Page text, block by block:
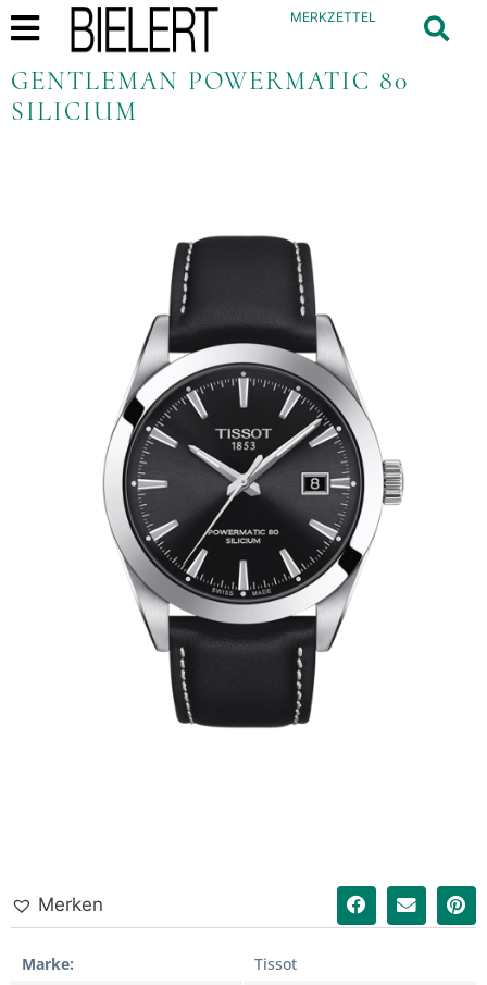
MERKZETTEL
GENTLEMAN POWERMATIC 80
SILICIUM
Merken
Marke
Tissot